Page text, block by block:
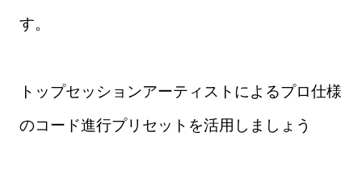
す。
トップセッションアーティストによるプロ仕様
のコード進行プリセットを活用しましょう